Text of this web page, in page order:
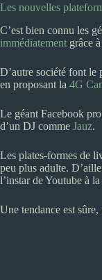
Les nouvelles
C’est bien connu les
immédiatement grâce
D’autre société font le
en proposant la 4G
Le géant Facebook
d’un DJ comme Jauz.
Les plates-formes de
peu plus adulte.
l’instar de Youtube à
Une tendance est